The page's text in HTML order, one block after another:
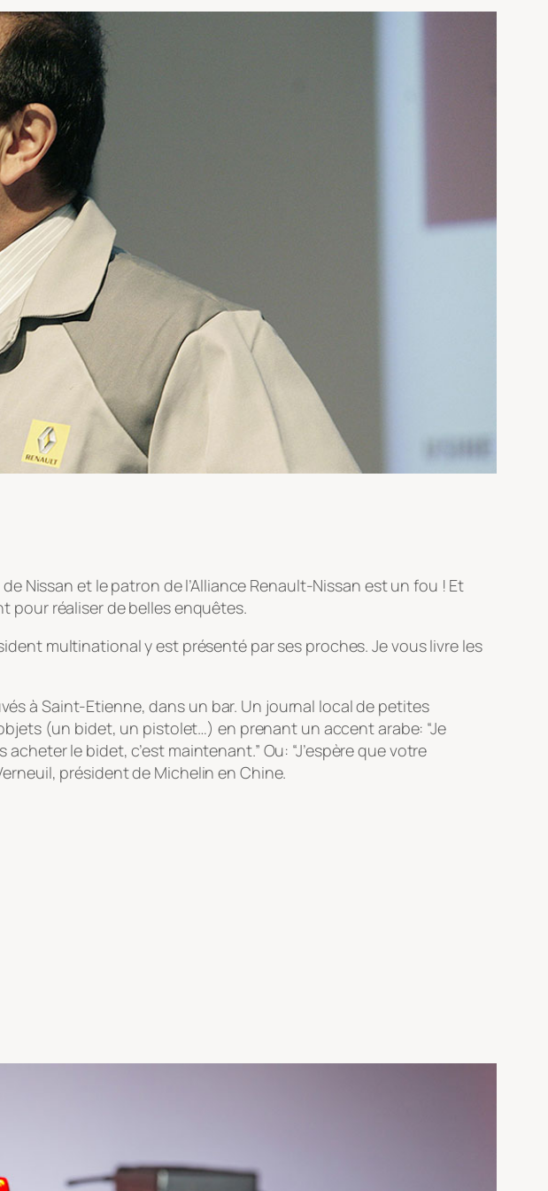
Nissan et le patron de l’Alliance Renault-Nissan est un fou ! Et
pour réaliser de belles enquêtes.
multinational y est présenté par ses proches. Je vous livre les
à Saint-Etienne, dans un bar. Un journal local de petites
(un bidet, un pistolet…) en prenant un accent arabe: “Je
le bidet, c’est maintenant.” Ou: “J’espère que votre
président de Michelin en Chine.